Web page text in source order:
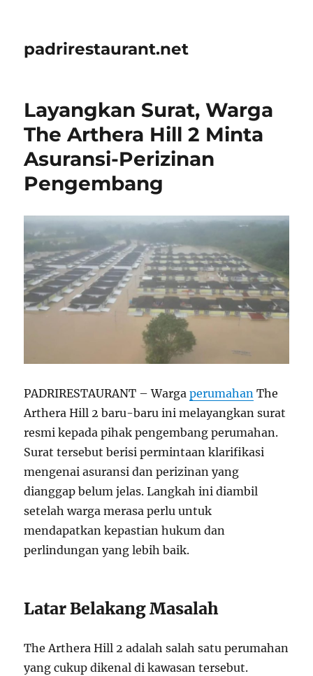
padrirestaurant.net
Layangkan Surat, Warga
The Arthera Hill 2 Minta
Asuransi-Perizinan
Pengembang
PADRIRESTAURANT – Wargaperumahan The
Arthera Hill 2 baru-baru ini melayangkan surat
resmi kepada pihak pengembang perumahan.
Surat tersebut berisi permintaan klarifikasi
mengenai asuransi dan perizinan yang
dianggap belum jelas. Langkah ini diambil
setelah warga merasa perlu untuk
mendapatkan kepastian hukum dan
perlindungan yang lebih baik.
Latar Belakang Masalah
The Arthera Hill 2 adalah salah satu perumahan
yang cukup dikenal di kawasan tersebut.